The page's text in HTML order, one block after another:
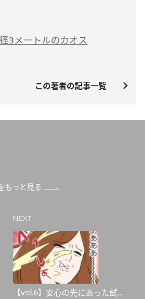
3メートルのカオス
この著者の記事一覧
もっと見る
NEXT
【vol.6】安心の先にあった試...